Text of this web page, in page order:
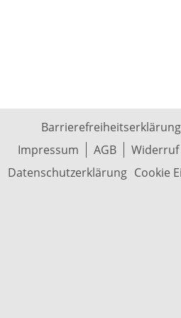
Barrierefreiheitserklärung
Impressum
AGB Widerruf
Datenschutzerklärung Cookie